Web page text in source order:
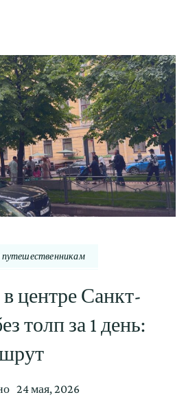
центре Санкт-
толп за 1 день:
24 мая, 2026